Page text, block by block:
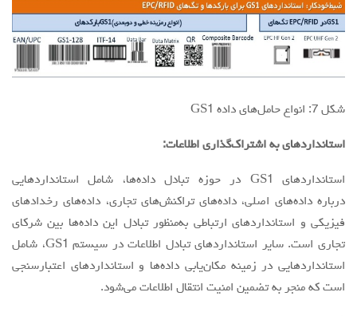
شكل 7: انواع حامل‌هاي داده GS1
استانداردهاي به اشتراک‌گذاری اطلاعات:
استانداردهای GS1‌ در حوزه تبادل داده‌ها، شامل استانداردهايی
درباره داده‌های اصلی، داده‌های تراكنش‌های تجاری، داده‌های رخدادهای
فيزيكی و استانداردهای ارتباطی به‌منظور تبادل اين داده‌ها بين شركای
تجاری است. ساير استانداردهای تبادل اطلاعات در سيستم GS1، شامل
استانداردهايی در زمينه مكان‌يابی داده‌ها و استانداردهای اعتبارسنجی
است كه منجر به تضمين امنيت انتقال اطلاعات می‌شود.